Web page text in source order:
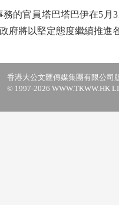
官員塔巴塔巴伊在5月
府將以堅定態度繼續推進
香港大公文匯傳媒集團有限公司
© 1997-2026 WWW.TKWW.HK